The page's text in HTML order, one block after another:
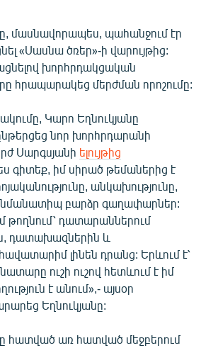
կայքերը
մասնավորապես, պահանջում էր
«Սասնա ծռեր»-ի վարույթից:
խորհրդակցական
հրապարակեց մերժման որոշումը:
Կարո Եղնուկյանը
նոր խորհրդարանի
Սարգսյանի ելույթից
գիտեք, իմ սիրած թեմաներից է
անկախությունը,
նմանատիպ բարձր գաղափարներ:
թողնում՝ դատարաններում
դատախազներին և
լինեն դրանց: Երևում է՝
ուշի ուշով հետևում է իմ
է անում»,- այսօր
Եղնուկյանը:
հատված առ հատված մեջբերում